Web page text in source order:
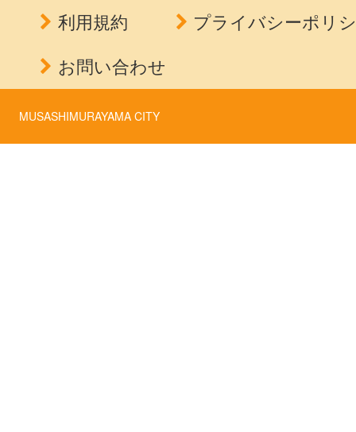
利用規約
プライバシーポリ
お問い合わせ
MUSASHIMURAYAMA CITY